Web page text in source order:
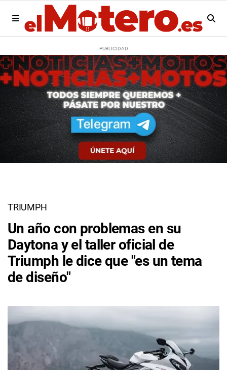
TRIUMPH
Un año con problemas en su
Daytona y el taller oficial de
Triumph le dice que "es un tema
de diseño"